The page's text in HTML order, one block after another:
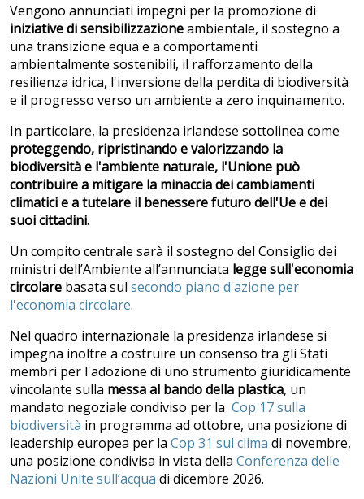
Vengono annunciati impegni per la promozione di
iniziative di sensibilizzazioneambientale, il sostegno a
una transizione equa e a comportamenti
ambientalmente sostenibili, il rafforzamento della
resilienza idrica, l'inversione della perdita di biodiversità
e il progresso verso un ambiente a zero inquinamento.
In particolare, la presidenza irlandese sottolinea come
proteggendo, ripristinando e valorizzando la
biodiversità e l'ambiente naturale, l'Unione può
contribuire a mitigare la minaccia dei cambiamenti
climatici e a tutelare il benessere futuro dell'Ue e dei
suoi cittadini.
Un compito centrale sarà il sostegno del Consiglio dei
ministri dell’Ambiente all’annunciata legge sull'economia
circolare basata sul secondo piano d'azione per
l'economia circolare.
Nel quadro internazionale la presidenza irlandese si
impegna inoltre a costruire un consenso tra gli Stati
membri per l'adozione di uno strumento giuridicamente
vincolante sulla messa al bando della plastica, un
mandato negoziale condiviso per la Cop 17 sulla
biodiversità in programma ad ottobre, una posizione di
leadership europea per la Cop 31 sul clima di novembre,
una posizione condivisa in vista della Conferenza delle
Nazioni Unite sull’acqua di dicembre 2026.